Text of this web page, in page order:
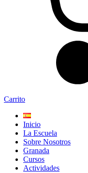
Carrito
Inicio
La Escuela
Sobre Nosotros
Granada
Cursos
Actividades